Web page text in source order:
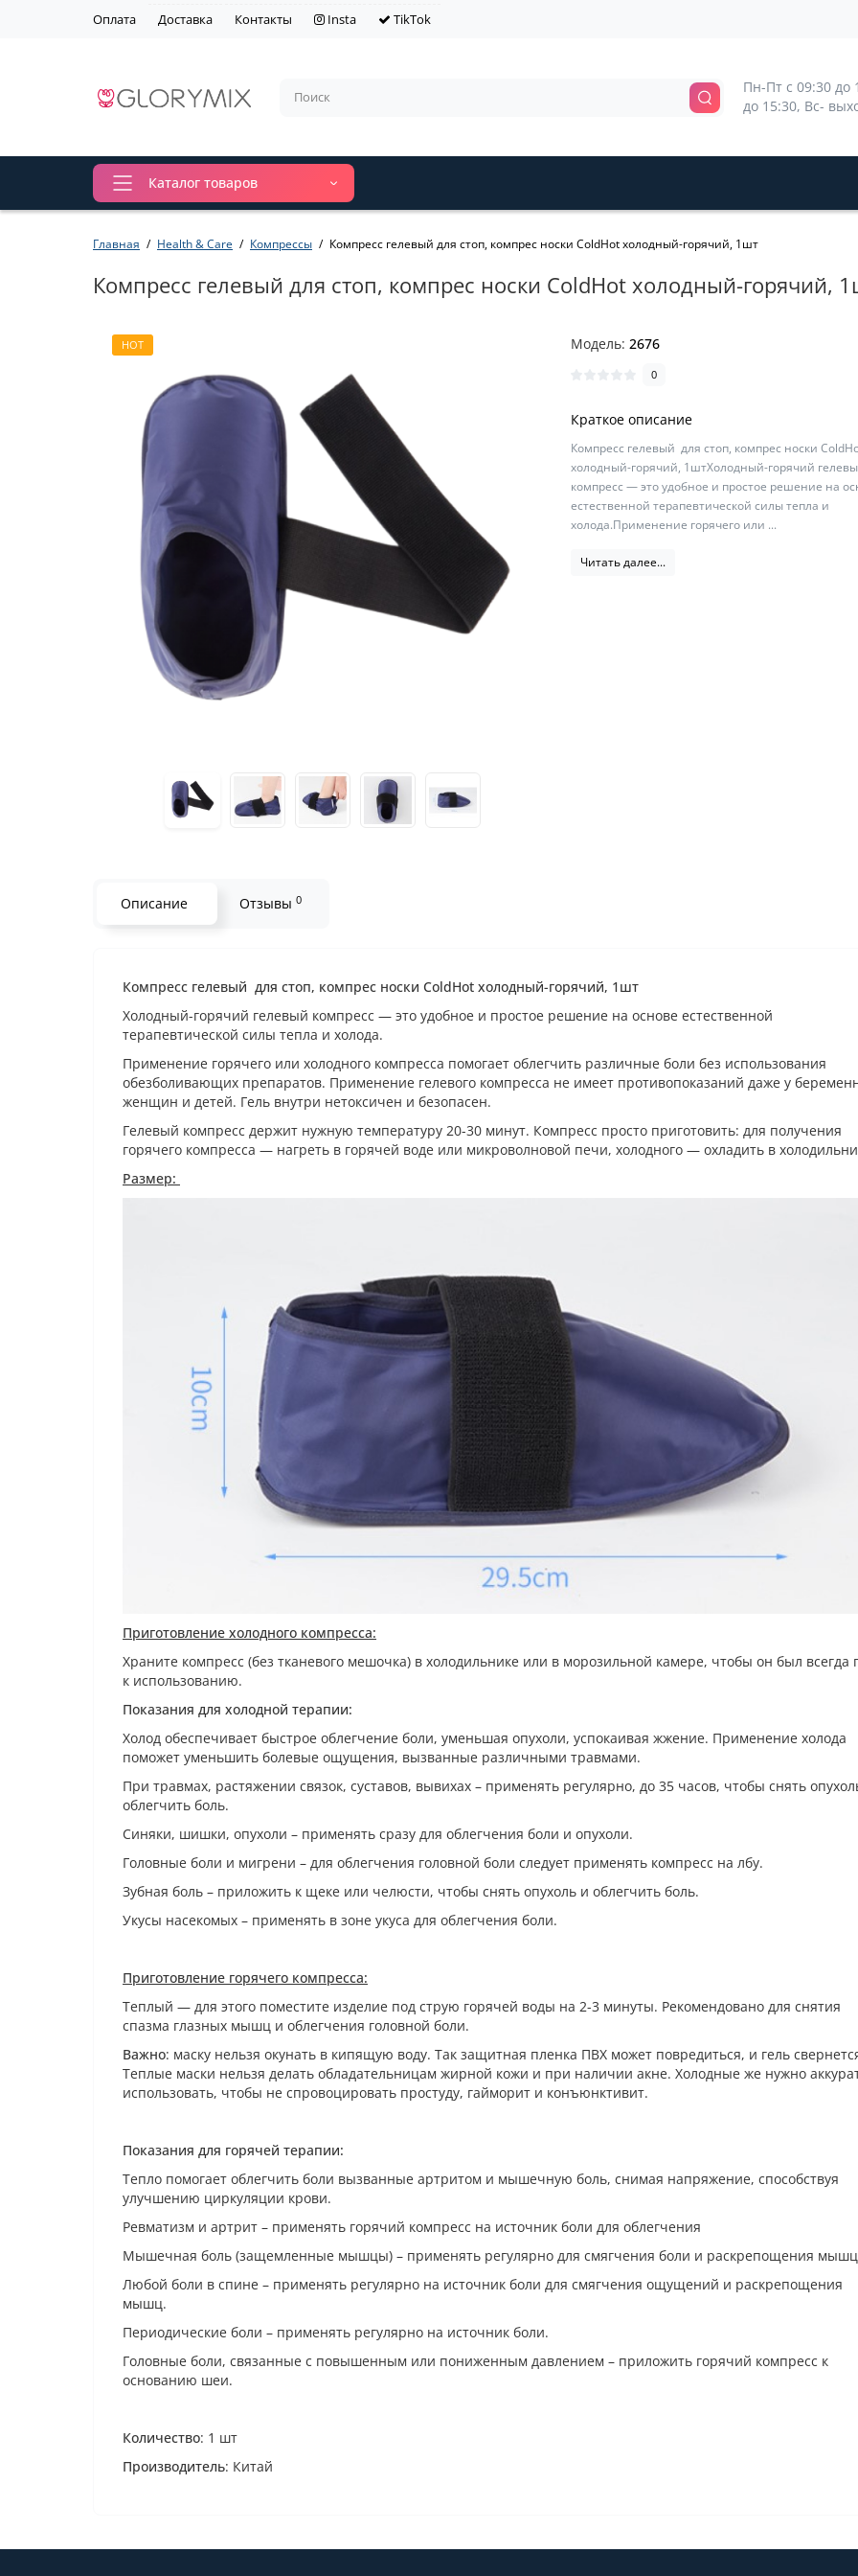
Оплата Доставка Контакты Insta TikTok
Пн-Пт с 09:30 до
до 15:30, Вс-
Каталог товаров
Главная Health & Care Компрессы Компресс гелевый для стоп, компрес носки ColdHot холодный-горячий, 1шт
Компресс гелевый для стоп, компрес носки ColdHot холодный-горячий,
HOT Модель:2676
0
Краткое описание
Компресс гелевый для стоп, компрес носки
холодный-горячий, 1штХолодный-горячий
компресс — это удобное и простое решение на
естественной терапевтической силы тепла и
холода.Применение горячего или ...
Читать далее...
Описание Отзывы 0
Компресс гелевый для стоп, компрес носки ColdHot холодный-горячий, 1шт
Холодный-горячий гелевый компресс — это удобное и простое решение на основе естественной
терапевтической силы тепла и холода.
Применение горячего или холодного компресса помогает облегчить различные боли без использования
обезболивающих препаратов. Применение гелевого компресса не имеет противопоказаний даже у
женщин и детей. Гель внутри нетоксичен и безопасен.
Гелевый компресс держит нужную температуру 20-30 минут. Компресс просто приготовить: для получения
горячего компресса — нагреть в горячей воде или микроволновой печи, холодного — охладить в
Размер:
Приготовление холодного компресса:
Храните компресс (без тканевого мешочка) в холодильнике или в морозильной камере, чтобы он был всегда
к использованию.
Показания для холодной терапии:
Холод обеспечивает быстрое облегчение боли, уменьшая опухоли, успокаивая жжение. Применение холода
поможет уменьшить болевые ощущения, вызванные различными травмами.
При травмах, растяжении связок, суставов, вывихах – применять регулярно, до 35 часов, чтобы снять
облегчить боль.
Синяки, шишки, опухоли – применять сразу для облегчения боли и опухоли.
Головные боли и мигрени – для облегчения головной боли следует применять компресс на лбу.
Зубная боль – приложить к щеке или челюсти, чтобы снять опухоль и облегчить боль.
Укусы насекомых – применять в зоне укуса для облегчения боли.
Приготовление горячего компресса:
Теплый — для этого поместите изделие под струю горячей воды на 2-3 минуты. Рекомендовано для снятия
спазма глазных мышц и облегчения головной боли.
Важно: маску нельзя окунать в кипящую воду. Так защитная пленка ПВХ может повредиться, и гель
Теплые маски нельзя делать обладательницам жирной кожи и при наличии акне. Холодные же нужно
использовать, чтобы не спровоцировать простуду, гайморит и конъюнктивит.
Показания для горячей терапии:
Тепло помогает облегчить боли вызванные артритом и мышечную боль, снимая напряжение, способствуя
улучшению циркуляции крови.
Ревматизм и артрит – применять горячий компресс на источник боли для облегчения
Мышечная боль (защемленные мышцы) – применять регулярно для смягчения боли и раскрепощения
Любой боли в спине – применять регулярно на источник боли для смягчения ощущений и раскрепощения
мышц.
Периодические боли – применять регулярно на источник боли.
Головные боли, связанные с повышенным или пониженным давлением – приложить горячий компресс к
основанию шеи.
Количество: 1 шт
Производитель: Китай